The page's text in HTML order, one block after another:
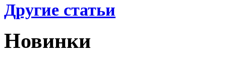
Другие статьи
Новинки